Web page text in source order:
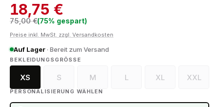
18,75 €
Regulärer Preis:
75,00 €(75% gespart)
Preise inkl. MwSt. zzgl. Versandkosten
Auf Lager · Bereit zum Versand
BEKLEIDUNGSGRÖSSE
AUSWÄHLEN
XS S(Diese Option ist zurzeit nicht verfügbar.)
M(Diese Option ist zurzeit nicht
L(Diese Option ist zurzeit
XL(Diese Option ist
XXL(Diese
PERSONALISIERUNG WÄHLEN